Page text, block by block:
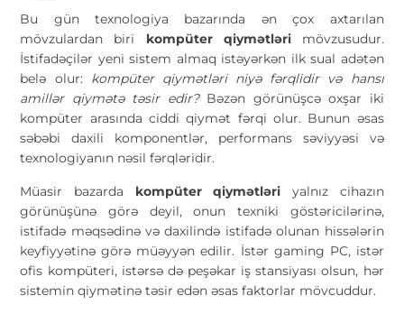
Bu gün texnologiya bazarında ən çox axtarılan
mövzulardan biri kompüter qiymətlərimövzusudur.
İstifadəçilər yeni sistem almaq istəyərkən ilk sual adətən
belə olur: kompüter qiymətləri niyə fərqlidir və hansı
amillər qiymətə təsir edir?Bəzən görünüşcə oxşar iki
kompüter arasında ciddi qiymət fərqi olur. Bunun əsas
səbəbi daxili komponentlər, performans səviyyəsi və
texnologiyanın nəsil fərqləridir.
Müasir bazarda kompüter qiymətləri yalnız cihazın
görünüşünə görə deyil, onun texniki göstəricilərinə,
istifadə məqsədinə və daxilində istifadə olunan hissələrin
keyfiyyətinə görə müəyyən edilir. İstər gaming PC, istər
ofis kompüteri, istərsə də peşəkar iş stansiyası olsun, hər
sistemin qiymətinə təsir edən əsas faktorlar mövcuddur.